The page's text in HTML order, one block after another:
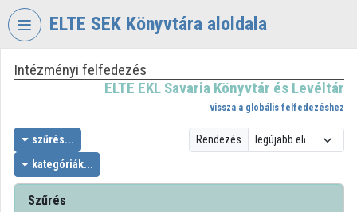
Fejléc kihagyása
ELTE SEK Könyvtára aloldala
VIDEOTORIUM
EKL
SAVARIA
KÖNYVTÁR
ÉS
LEVÉLTÁR
Intézményi felfedezés
ELTE EKL Savaria Könyvtár és Levéltár
vissza a globális felfedezéshez
szűrés...
kategóriák...
Rendezés
Szűrés